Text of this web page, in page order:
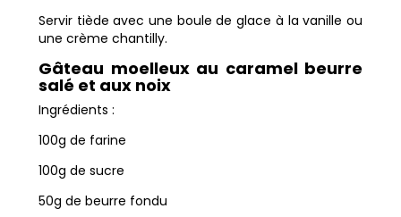
Servir tiède avec une boule de glace à la vanille ou
une crème chantilly.
Gâteau moelleux au caramel beurre
salé et aux noix
Ingrédients :
100g de farine
100g de sucre
50g de beurre fondu